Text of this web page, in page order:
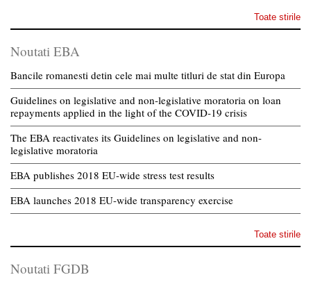
Toate stirile
Noutati EBA
Bancile romanesti detin cele mai multe titluri de stat din Europa
Guidelines on legislative and non-legislative moratoria on loan
repayments applied in the light of the COVID-19 crisis
The EBA reactivates its Guidelines on legislative and non-
legislative moratoria
EBA publishes 2018 EU-wide stress test results
EBA launches 2018 EU-wide transparency exercise
Toate stirile
Noutati FGDB